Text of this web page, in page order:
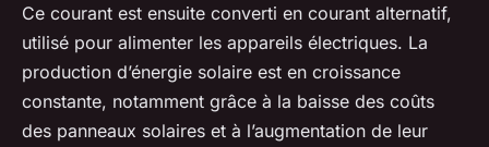
Ce courant est ensuite converti en courant alternatif,
utilisé pour alimenter les appareils électriques. La
production d’énergie solaire est en croissance
constante, notamment grâce à la baisse des coûts
des panneaux solaires et à l’augmentation de leur